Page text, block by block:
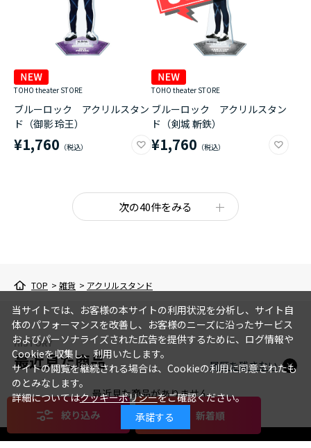
絞り込み 新着順
TOHO theater STORE
ブルーロック アクリルスタン
ド（御影 玲王）
¥1,760
TOHO theater STORE
ブルーロック アクリルスタン
ド（剣城 斬鉄）
¥1,760
次の40件をみる
TOP > 雑貨 > アクリルスタンド
HISTORY
最近見た商品
最近見た商品がありません。
履歴を残さない
当サイトでは、お客様の本サイトの利用状況を分析し、サイト自
体のパフォーマンスを改善し、お客様のニーズに沿ったサービス
およびパーソナライズされた広告を提供するために、ログ情報や
Cookieを収集し、利用いたします。
サイトの閲覧を継続される場合は、Cookieの利用に同意されたも
のとみなします。
詳細についてはクッキーポリシーをご確認ください。
承諾する